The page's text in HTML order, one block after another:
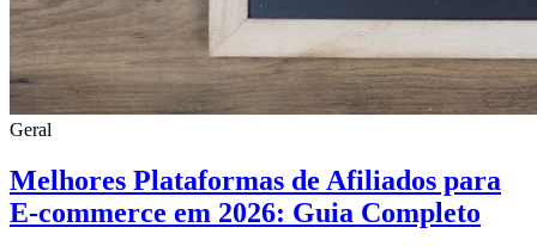
Geral
Melhores Plataformas de Afiliados para
E-commerce em 2026: Guia Completo